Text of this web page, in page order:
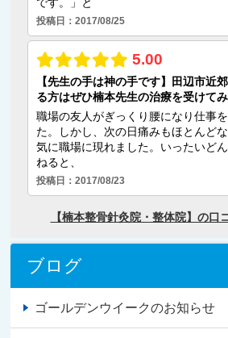
ブログ
ゴールデンウイークのお知らせ